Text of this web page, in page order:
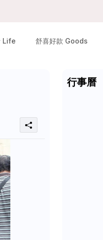
Life 舒喜好款 Goods
行事曆